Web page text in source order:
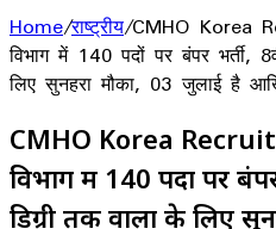
Home/राष्ट्रीय/CMHO Korea
विभाग में 140 पदों पर बंपर
लिए सुनहरा मौका, 03 जुलाई है
CMHO Korea
विभाग में 140 पदों पर
डिग्री तक वालों के लिए